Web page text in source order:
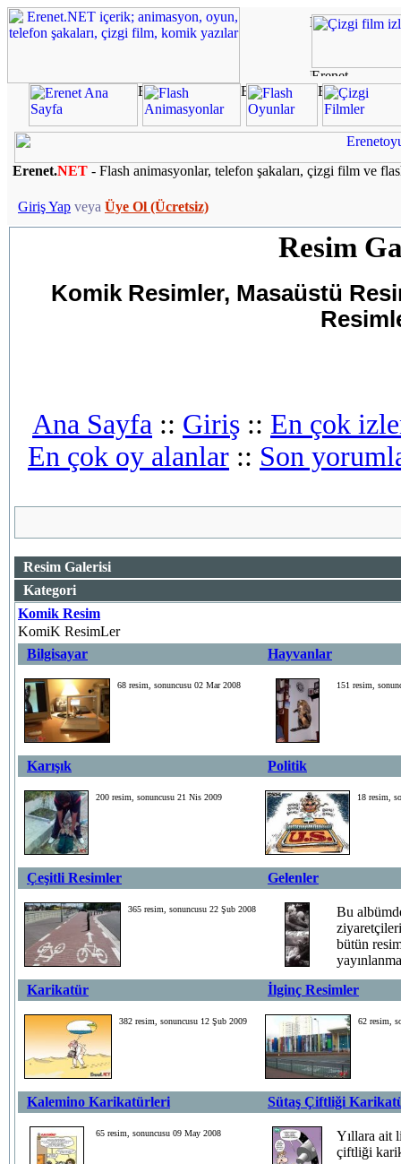
Erenet.NET - Flash animasyonlar, telefon şakaları, çizgi film ve
Giriş Yap veya Üye Ol (Ücretsiz)
Resim
Komik Resimler, Masaüstü
Ana Sayfa :: Giriş :: En çok
En çok oy alanlar :: Son
Resim Galerisi
Kategori
Komik Resim
KomiK ResimLer
Bilgisayar
68 resim, sonuncusu 02 Mar 2008
Hayvanlar
151 resim,
Karışık
200 resim, sonuncusu 21 Nis 2009
Politik
18 resim,
Çeşitli Resimler
365 resim, sonuncusu 22 Şub 2008
Gelenler
Bu
bütün
143 resim,
Karikatür
382 resim, sonuncusu 12 Şub 2009
İlginç Resimler
62 resim,
Kalemino Karikatürleri
65 resim, sonuncusu 09 May 2008
Sütaş Çiftliği
Yıllara ait
çiftliği